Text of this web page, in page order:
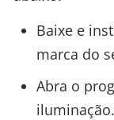
Baixe e
marca do
Abra o
iluminação.